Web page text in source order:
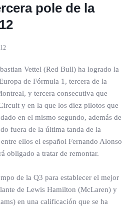
pole de la
Vettel (Red Bull) ha logrado la
de Fórmula 1, tercera de la
y tercera consecutiva que
y en la que los diez pilotos que
en el mismo segundo, además de
fuera de la última tanda de la
ellos el español Fernando Alonso
obligado a tratar de remontar.
de la Q3 para establecer el mejor
de Lewis Hamilton (McLaren) y
en una calificación que se ha